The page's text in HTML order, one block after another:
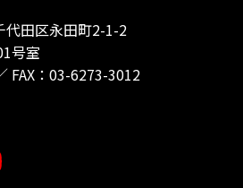
田区永田町2-1-2
号室
FAX：03-6273-3012